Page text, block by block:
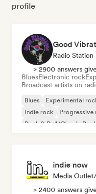
profile
Good
Radio Station
> 2900 answers
BluesElectronic rock
Broadcast artists on
Blues Experimental
Indie rock
Progressive
Rock & Roll/Classic Rock
indie now
Media
> 2400 answers